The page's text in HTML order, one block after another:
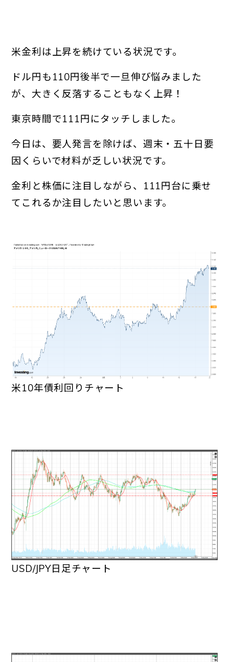
米金利は上昇を続けている状況です。
ドル円も110円後半で一旦伸び悩みました
が、大きく反落することもなく上昇！
東京時間で111円にタッチしました。
今日は、要人発言を除けば、週末・五十日要
因くらいで材料が乏しい状況です。
金利と株価に注目しながら、111円台に乗せ
てこれるか注目したいと思います。
米10年債利回りチャート
USD/JPY日足チャート